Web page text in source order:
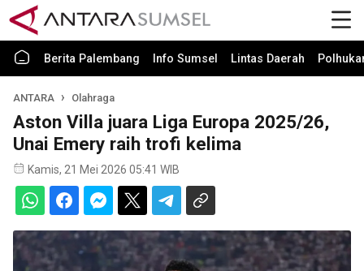
Berita Palembang Info Sumsel Lintas Daerah
ANTARA Olahraga
Aston Villa juara Liga Europa 2025/26,
Unai Emery raih trofi kelima
Kamis, 21 Mei 2026 05:41 WIB